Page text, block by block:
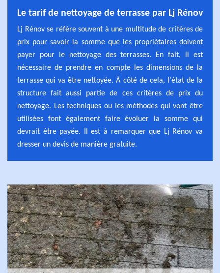
Le tarif de nettoyage de terrasse par Lj Rénov
Lj Rénov se réfère souvent à une multitude de critères de
prix pour savoir la somme que les propriétaires doivent
payer pour le nettoyage des terrasses. En fait, il est
nécessaire de prendre en compte les dimensions de la
terrasse qui va être nettoyée. À côté de cela, l'état de la
structure fait aussi partie de ces critères de prix du
nettoyage. Les techniques ou les méthodes qui vont être
utilisées font également faire évoluer la somme qui
devrait être payée. Il est à remarquer que Lj Rénov va
dresser un devis de manière gratuite.